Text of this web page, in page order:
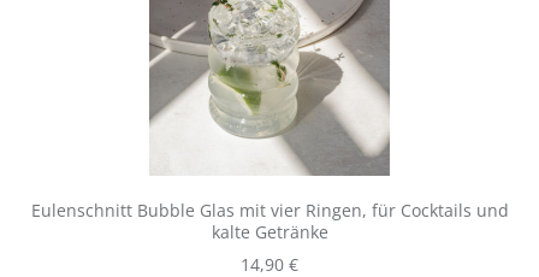
Eulenschnitt Bubble Glas mit vier Ringen, für Cocktails und
kalte Getränke
Regulärer Preis:
14,90 €